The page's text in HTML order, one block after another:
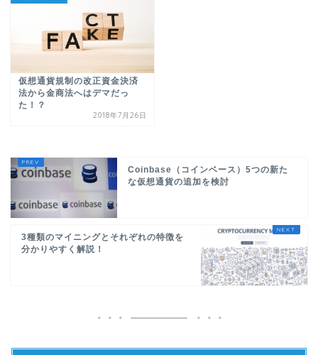
仮想通貨規制の改正資金決済
法から金商法へはデマだっ
た！？
2018年7月26日
Coinbase（コインベース）5つの新た
な仮想通貨の追加を検討
3種類のマイニングとそれぞれの特徴を
分かりやすく解説！